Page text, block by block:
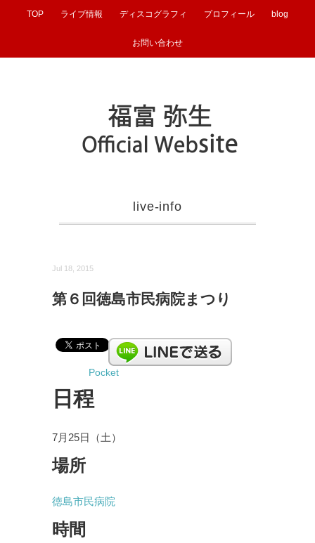
TOP ライブ情報 ディスコグラフィ プロフィール blog
お問い合わせ
live-info
Jul 18, 2015
第６回徳島市民病院まつり
Pocket
日程
7月25日（土）
場所
徳島市民病院
時間